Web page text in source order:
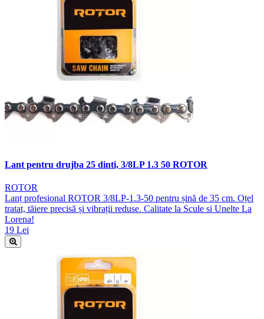
Lant pentru drujba 25 dinti, 3/8LP 1.3 50 ROTOR
ROTOR
Lanț profesional ROTOR 3/8LP-1.3-50 pentru șină de 35 cm. Oțel
tratat, tăiere precisă și vibrații reduse. Calitate la Scule si Unelte La
Lorena!
19 Lei